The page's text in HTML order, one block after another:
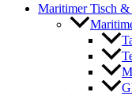
Maritimer Tisch